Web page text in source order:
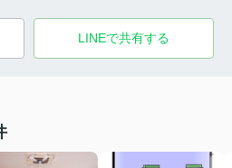
LINEで共有する